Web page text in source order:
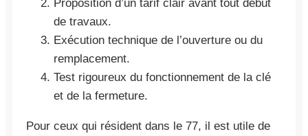
Proposition d’un tarif clair avant tout début
de travaux.
Exécution technique de l’ouverture ou du
remplacement.
Test rigoureux du fonctionnement de la clé
et de la fermeture.
Pour ceux qui résident dans le 77, il est utile de